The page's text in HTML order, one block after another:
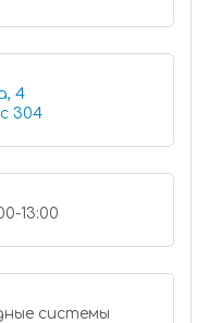
4
район) офис 304
13:00
системы